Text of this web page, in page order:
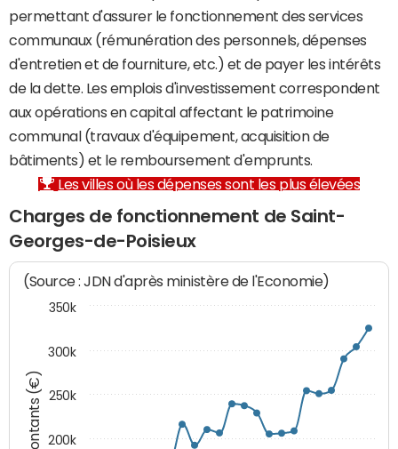
permettant d'assurer le fonctionnement des services
communaux (rémunération des personnels, dépenses
d'entretien et de fourniture, etc.) et de payer les intérêts
de la dette. Les emplois d'investissement correspondent
aux opérations en capital affectant le patrimoine
communal (travaux d'équipement, acquisition de
bâtiments) et le remboursement d'emprunts.
Les villes où les dépenses sont les plus élevées
Charges de fonctionnement de Saint-
Georges-de-Poisieux
Montants (€)
(Source : JDN d'après ministère de l'Economie)
200k
250k
300k
350k